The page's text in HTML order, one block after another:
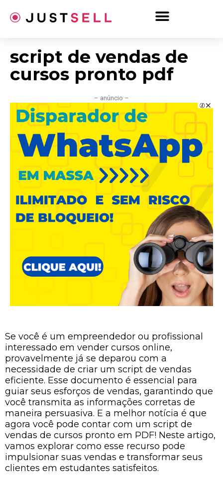
para
script de vendas de
cursos pronto pdf
– anúncio –
Se você é um empreendedor ou profissional
interessado em vender cursos online,
provavelmente já se deparou com a
necessidade de criar um script de vendas
eficiente. Esse documento é essencial para
guiar seus esforços de vendas, garantindo que
você transmita as informações corretas de
maneira persuasiva. E a melhor notícia é que
agora você pode contar com um script de
vendas de cursos pronto em PDF! Neste artigo,
vamos explorar como esse recurso pode
impulsionar suas vendas e transformar seus
clientes em estudantes satisfeitos.